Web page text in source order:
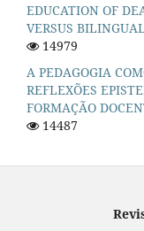
EDUCATION OF
VERSUS
14979
A PEDAGOGIA
REFLEXÕES
FORMAÇÃO
14487